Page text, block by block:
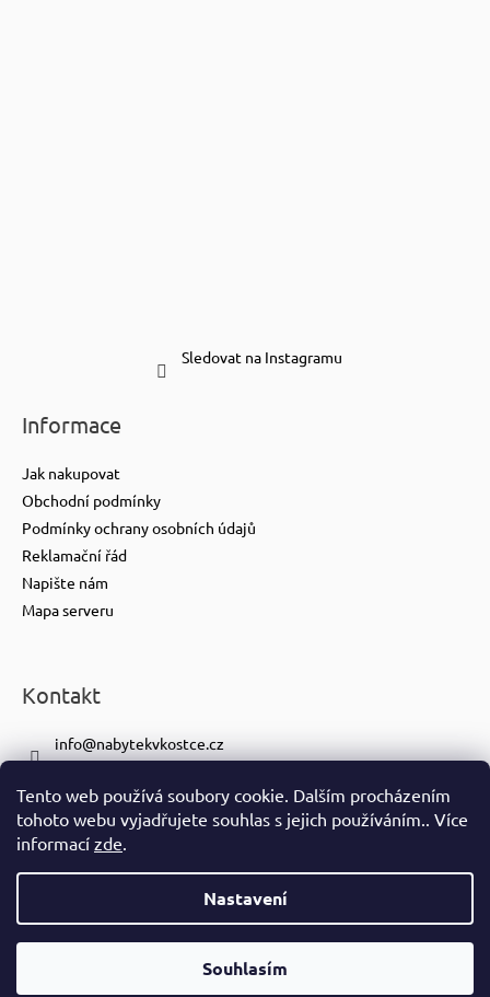
Tento web používá soubory cookie. Dalším procházením
tohoto webu vyjadřujete souhlas s jejich používáním.. Více
informací zde.
Nastavení
Souhlasím
Sledovat na Instagramu
Informace
Jak nakupovat
Obchodní podmínky
Podmínky ochrany osobních údajů
Reklamační řád
Napište nám
Mapa serveru
Kontakt
info@nabytekvkostce.cz
+420 601 116 371
https://www.facebook.com/nabytekvkostce.cz/
nabytek_v_kostce
Vytvořil Shoptet
Copyright 2026nabytek-v-kostce.cz. Všechna práva vyhrazena.
Ve spolupráci seS!CK Studiem